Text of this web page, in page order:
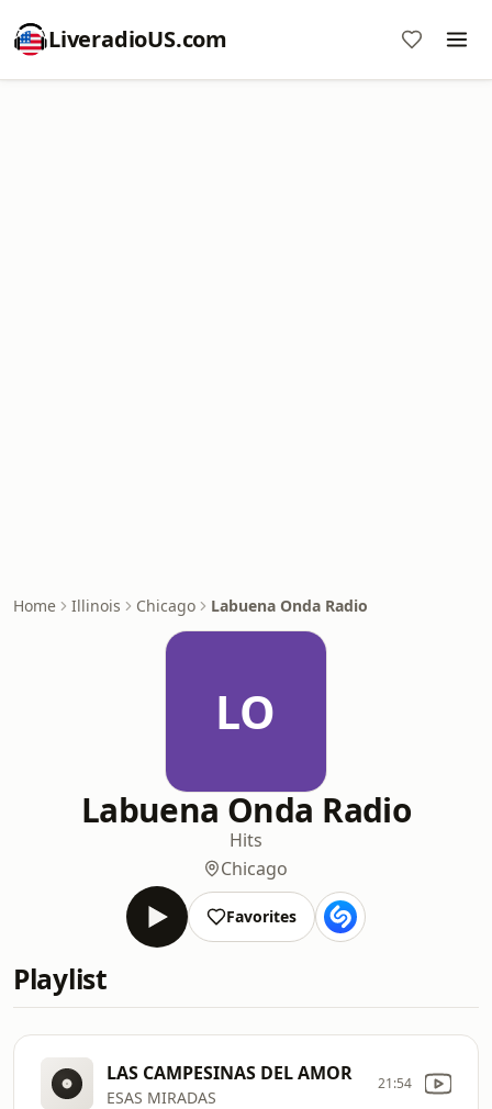
LiveradioUS.com
Home Illinois Chicago Labuena Onda Radio
LO
Labuena Onda Radio
Hits
Chicago
Favorites
Playlist
LAS CAMPESINAS DEL AMOR
ESAS MIRADAS
21:54